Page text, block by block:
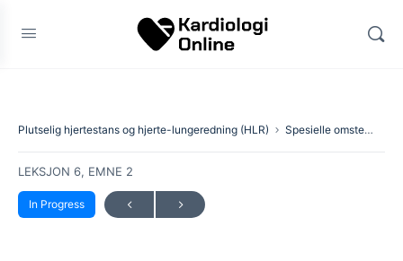
Plutselig hjertestans og hjerte-lungeredning (HLR) Spesielle omstendigheter
LEKSJON 6, EMNE 2
In Progress